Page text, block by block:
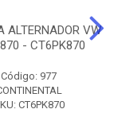
ALTERNADOR VW
- CT6PK870
Código: 977
CT6PK870